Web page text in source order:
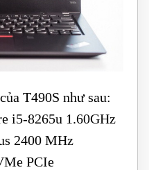
T490S như sau:
i5-8265u 1.60GHz
2400 MHz
PCIe